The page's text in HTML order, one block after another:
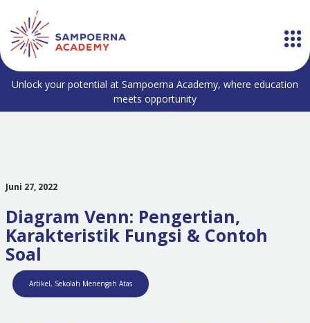
Unlock your potential at Sampoerna Academy, where education
meets opportunity
Juni 27, 2022
Diagram Venn: Pengertian,
Karakteristik Fungsi & Contoh
Soal
Artikel, Sekolah Menengah Atas